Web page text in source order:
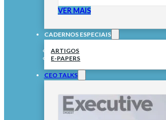
VER MAIS
CADERNOS ESPECIAIS
ARTIGOS
E-PAPERS
CEO TALKS